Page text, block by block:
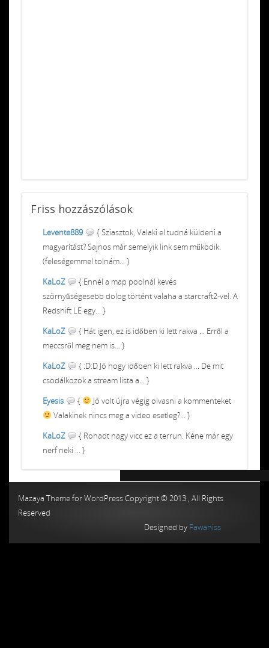
Friss hozzászólások
Levente889
{ Sziasztok, Valaki el tudná küldeni a
magyarítást? Sajnos már semelyik link sem működik.
(feleségemmel tolnám... }
KaLoZ
{ Ennél a map poolnál kevés
szörnyűségesebb dolog történt valaha a starcraft2-vel. A
Redshift LE egy... }
KaLoZ
{ Hát igen, ez is időben ki lett rakva ... Erről a
meccsről meg nem is... }
KaLoZ
{ :D:D Jó hogy időben ki lett rakva ... De mit
csodálkozok a stream lista a... }
Eyesis
{
Jó volt újra végig olvasni a kommenteket
Valakinek nincs meg a video esetleg?... }
KaLoZ
{ Rohadt nagy vicc ez a terrun. Kéne már egy
nerf neki ... }
Mazaya Theme for WordPress Copyright © 2013 , All Rights
Reserved
Designed by Fawaniss